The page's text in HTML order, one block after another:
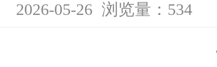
2026-05-26 浏览量：534